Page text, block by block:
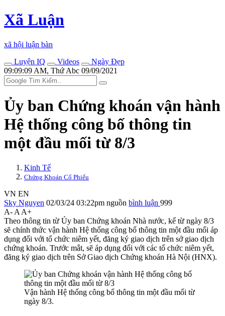
Xã Luận
xã hội luận bàn
Luyện IQ
Videos
Ngày Đẹp
09:09:09 AM, Thứ Abc 09/09/2021
Ủy ban Chứng khoán vận hành
Hệ thống công bố thông tin
một đầu mối từ 8/3
Kinh Tế
Chứng Khoán Cổ Phiếu
VN EN
Sky Nguyen 02/03/24 03:22pm nguồn bình luận 999
A- A A+
Theo thông tin từ Ủy ban Chứng khoán Nhà nước, kể từ ngày 8/3
sẽ chính thức vận hành Hệ thống công bố thông tin một đầu mối áp
dụng đối với tổ chức niêm yết, đăng ký giao dịch trên sở giao dịch
chứng khoán. Trước mắt, sẽ áp dụng đối với các tổ chức niêm yết,
đăng ký giao dịch trên Sở Giao dịch Chứng khoán Hà Nội (HNX).
Vận hành Hệ thống công bố thông tin một đầu mối từ
ngày 8/3.